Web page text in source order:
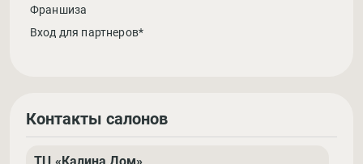
Франшиза
Вход для партнеров*
Контакты салонов